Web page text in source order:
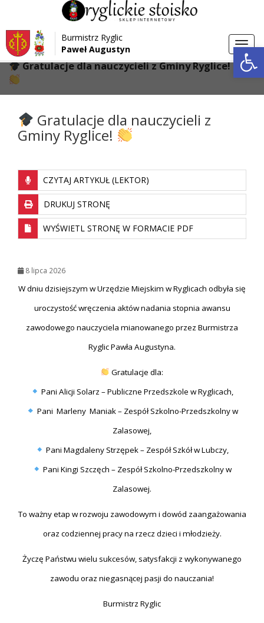
Przejdź do menu
Przejdź do głównej treści strony
Przejdź do stopki strony
Burmistrz Ryglic
Paweł Augustyn
Strona główna > Aktualności
Gratulacje dla nauczycieli z Gminy Ryglice!
Gratulacje dla nauczycieli z
Gminy Ryglice!
CZYTAJ ARTYKUŁ (LEKTOR)
DRUKUJ STRONĘ
WYŚWIETL STRONĘ W FORMACIE PDF
8 lipca 2026
W dniu dzisiejszym w Urzędzie Miejskim w Ryglicach odbyła się
uroczystość wręczenia aktów nadania stopnia awansu
zawodowego nauczyciela mianowanego przez Burmistrza
Ryglic Pawła Augustyna.
Gratulacje dla:
Pani Alicji Solarz – Publiczne Przedszkole w Ryglicach,
Pani Marleny Maniak – Zespół Szkolno-Przedszkolny w
Zalasowej,
Pani Magdaleny Strzępek – Zespół Szkół w Lubczy,
Pani Kingi Szczęch – Zespół Szkolno-Przedszkolny w
Zalasowej.
To ważny etap w rozwoju zawodowym i dowód zaangażowania
oraz codziennej pracy na rzecz dzieci i młodzieży.
Życzę Państwu wielu sukcesów, satysfakcji z wykonywanego
zawodu oraz niegasnącej pasji do nauczania!
Burmistrz Ryglic